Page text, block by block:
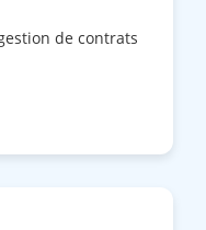
de contrats